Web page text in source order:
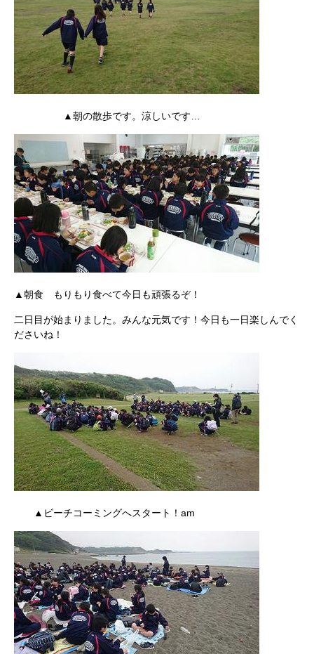
▲朝の散歩です。涼しいです…
▲朝食 もりもり食べて今日も頑張るぞ！
二日目が始まりました。みんな元気です！今日も一日楽しんでく
ださいね！
▲ビーチコーミングへスタート！am